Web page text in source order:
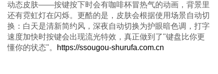
动态皮肤——按键按下时会有咖啡杯冒热气的动画，背景里
还有霓虹灯在闪烁。更酷的是，皮肤会根据使用场景自动切
换：白天是清新简约风，深夜自动切换为护眼暗色调，打字
速度加快时按键会出现流光特效，真正做到了"键盘比你更
懂你的状态"。
https://ssougou-shurufa.com.cn